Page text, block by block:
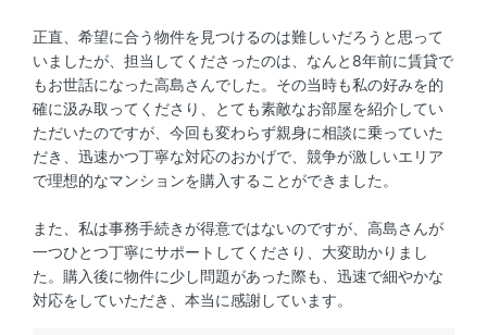
正直、希望に合う物件を見つけるのは難しいだろうと思って
いましたが、担当してくださったのは、なんと8年前に賃貸で
もお世話になった高島さんでした。その当時も私の好みを的
確に汲み取ってくださり、とても素敵なお部屋を紹介してい
ただいたのですが、今回も変わらず親身に相談に乗っていた
だき、迅速かつ丁寧な対応のおかげで、競争が激しいエリア
で理想的なマンションを購入することができました。
また、私は事務手続きが得意ではないのですが、高島さんが
一つひとつ丁寧にサポートしてくださり、大変助かりまし
た。購入後に物件に少し問題があった際も、迅速で細やかな
対応をしていただき、本当に感謝しています。